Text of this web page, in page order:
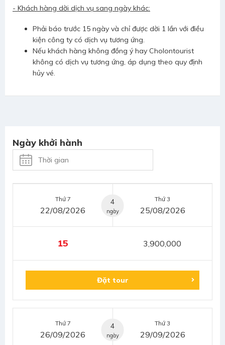
- Khách hàng dời dịch vụ sang ngày khác:
Phải báo trước 15 ngày và chỉ được dời 1 lần với điều
kiện công ty có dịch vụ tương ứng.
Nếu khách hàng không đồng ý hay Cholontourist
không có dịch vụ tương ứng, áp dụng theo quy định
hủy vé.
Ngày khởi hành
4
ngày
Thứ 7
22/08/2026
Thứ 3
25/08/2026
15 3,900,000
Đặt tour
4
ngày
Thứ 7
26/09/2026
Thứ 3
29/09/2026